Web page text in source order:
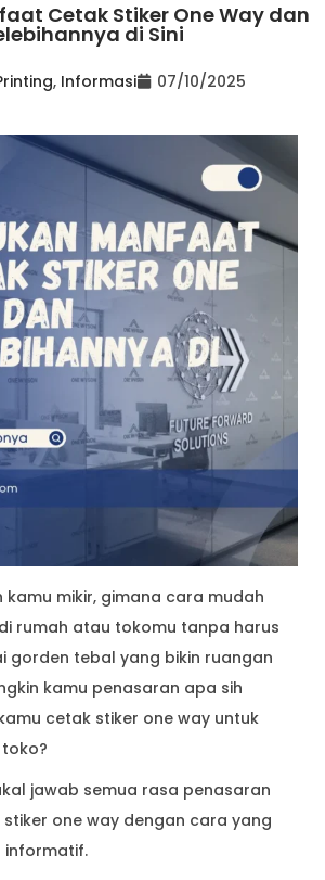
Cetak Stiker One Way dan
di Sini
, Informasi 07/10/2025
kamu mikir, gimana cara mudah
rumah atau tokomu tanpa harus
gorden tebal yang bikin ruangan
kamu penasaran apa sih
cetak stiker one way untuk
jawab semua rasa penasaran
one way dengan cara yang
informatif.